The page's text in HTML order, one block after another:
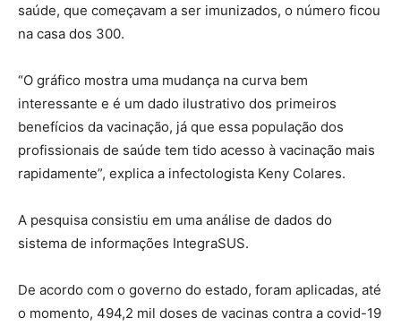
saúde, que começavam a ser imunizados, o número ficou
na casa dos 300.
“O gráfico mostra uma mudança na curva bem
interessante e é um dado ilustrativo dos primeiros
benefícios da vacinação, já que essa população dos
profissionais de saúde tem tido acesso à vacinação mais
rapidamente”, explica a infectologista Keny Colares.
A pesquisa consistiu em uma análise de dados do
sistema de informações IntegraSUS.
De acordo com o governo do estado, foram aplicadas, até
o momento, 494,2 mil doses de vacinas contra a covid-19